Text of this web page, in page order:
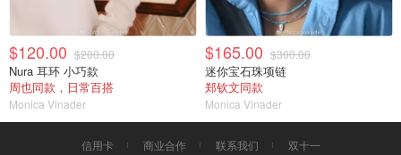
$120.00 $200.00
Nura 耳环 小巧款
周也同款，日常百搭
Monica Vinader
$165.00 $300.00
迷你宝石珠项链
郑钦文同款
Monica Vinader
信用卡 商业合作 联系我们 双十一